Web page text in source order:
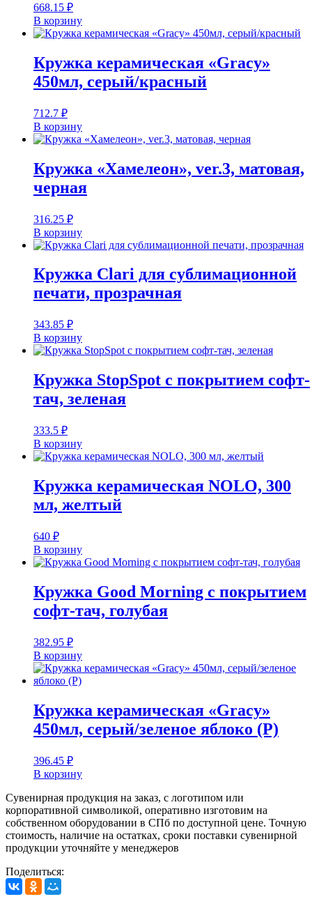
668.15 ₽
В корзину
Кружка керамическая «Gracy»
450мл, серый/красный
712.7 ₽
В корзину
Кружка «Хамелеон», ver.3, матовая,
черная
316.25 ₽
В корзину
Кружка Clari для сублимационной
печати, прозрачная
343.85 ₽
В корзину
Кружка StopSpot с покрытием софт-
тач, зеленая
333.5 ₽
В корзину
Кружка керамическая NOLO, 300
мл, желтый
640 ₽
В корзину
Кружка Good Morning с покрытием
софт-тач, голубая
382.95 ₽
В корзину
Кружка керамическая «Gracy»
450мл, серый/зеленое яблоко (P)
396.45 ₽
В корзину
Сувенирная продукция на заказ, с логотипом или
корпоративной символикой, оперативно изготовим на
собственном оборудовании в СПб по доступной цене. Точную
стоимость, наличие на остатках, сроки поставки сувенирной
продукции уточняйте у менеджеров
Поделиться: